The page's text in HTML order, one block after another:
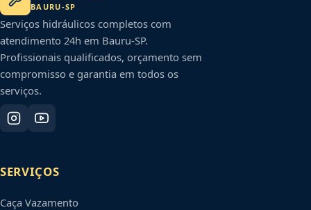
BAURU-SP
Serviços hidráulicos completos com
atendimento 24h em Bauru-SP.
Profissionais qualificados, orçamento sem
compromisso e garantia em todos os
serviços.
SERVIÇOS
Caça Vazamento